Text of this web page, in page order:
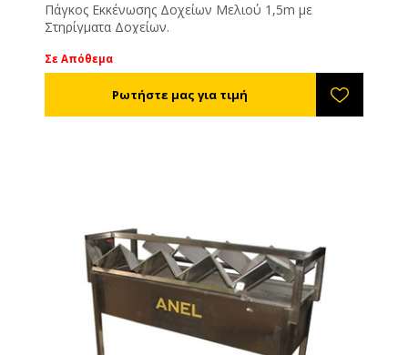
Πάγκος Eκκένωσης Δοχείων Μελιού 1,5m με
Στηρίγματα Δοχείων.
Σε Απόθεμα